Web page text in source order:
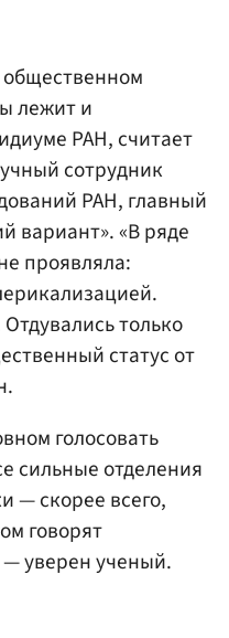
лежит и
РАН, считает
сотрудник
РАН, главный
вариант». «В ряде
проявляла:
только
статус от
голосовать
сильные отделения
— скорее всего,
говорят
— уверен ученый.